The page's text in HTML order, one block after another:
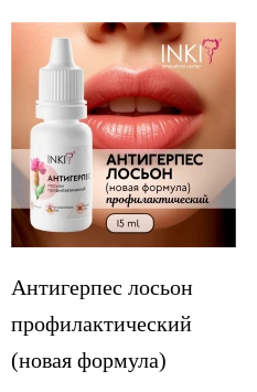
Антигерпес лосьон
профилактический
(новая формула)